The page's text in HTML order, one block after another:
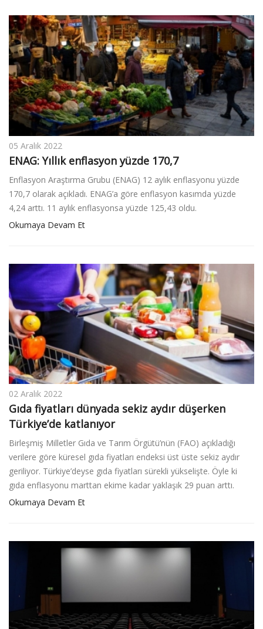
05 Aralık 2022
ENAG: Yıllık enflasyon yüzde 170,7
Enflasyon Araştırma Grubu (ENAG) 12 aylık enflasyonu yüzde
170,7 olarak açıkladı. ENAG’a göre enflasyon kasımda yüzde
4,24 arttı. 11 aylık enflasyonsa yüzde 125,43 oldu.
Okumaya Devam Et
02 Aralık 2022
Gıda fiyatları dünyada sekiz aydır düşerken
Türkiye’de katlanıyor
Birleşmiş Milletler Gıda ve Tarım Örgütü’nün (FAO) açıkladığı
verilere göre küresel gıda fiyatları endeksi üst üste sekiz aydır
geriliyor. Türkiye’deyse gıda fiyatları sürekli yükselişte. Öyle ki
gıda enflasyonu marttan ekime kadar yaklaşık 29 puan arttı.
Okumaya Devam Et